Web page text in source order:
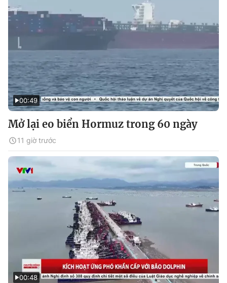
00:49
Mở lại eo biển Hormuz trong 60 ngày
11 giờ trước
00:48